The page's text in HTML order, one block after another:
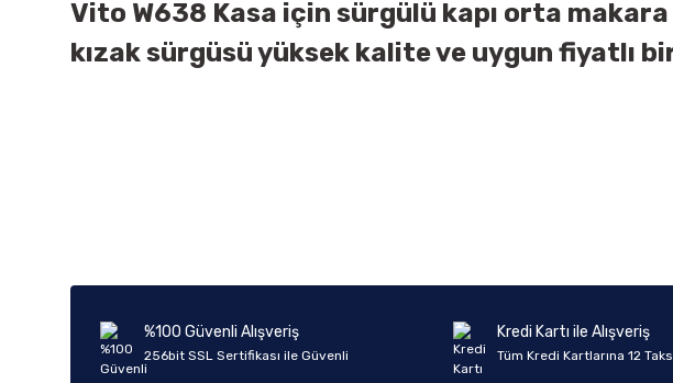
Vito W638 Kasa için sürgülü kapı orta
kızak sürgüsü yüksek kalite ve uygun fiyatlı
Ürün fiyatı diğer sitelerden daha pahalı.
Bu ürüne benzer farklı alternatifler olmalı.
%100 Güvenli Alışveriş
256bit SSL Sertifikası ile Güvenli
Kredi Kartı ile Alışveriş
Tüm Kredi Kartlarına 12